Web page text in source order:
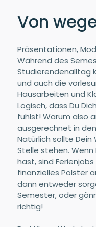
Von
Präsentationen,
Während des
Studierendenalltag
und auch die
Hausarbeiten und
Logisch, dass Du
fühlst! Warum also
ausgerechnet in
Natürlich sollte
Stelle stehen.
hast, sind
finanzielles Polster
dann entweder
Semester, oder
richtig!